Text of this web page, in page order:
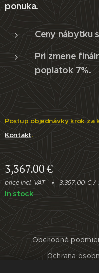
ponuka.
Ceny nábytku
Pri zmene
poplatok 7%.
Postup objednávky krok za
Kontakt.
3,367.00€
price incl. VAT 3,367.00 € /
In stock
Obchodné
Ochrana